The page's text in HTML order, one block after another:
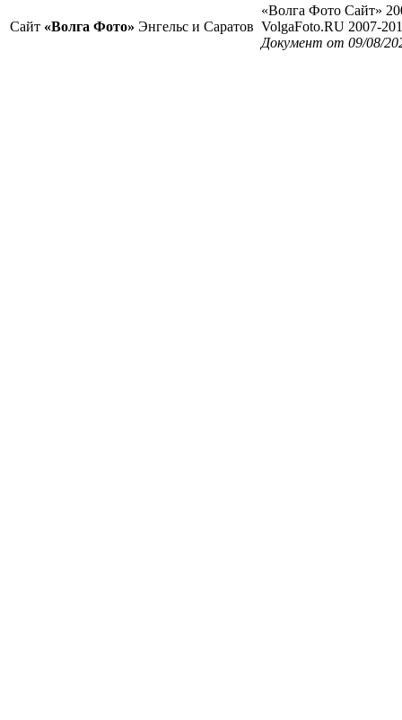
Сайт «Волга Фото» Энгельс и Саратов
«Волга Фото Сайт»
VolgaFoto.RU 2007-
Документ от 09/08/